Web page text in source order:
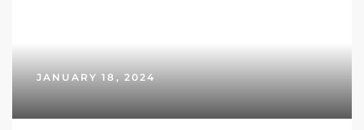
JANUARY 18, 2024